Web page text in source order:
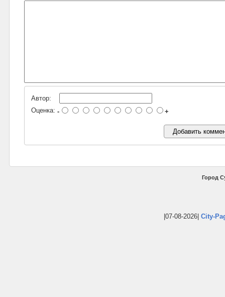
Автор:
Оценка: - +
Город
|07-08-2026| City-